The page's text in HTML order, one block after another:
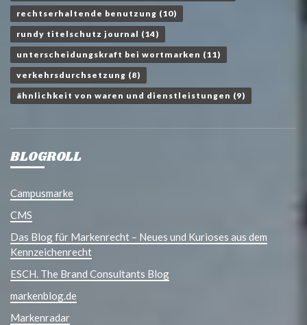
rechtserhaltende benutzung (10)
rundy titelschutz journal (14)
unterscheidungskraft bei wortmarken (11)
verkehrsdurchsetzung (8)
ähnlichkeit von waren und dienstleistungen (9)
BLOGROLL
Campusmarke
CMS
Das Blog für Markenrecht – Neues und Kurioses aus dem
Kennzeichenrecht
ESCH. The Brand Consultants Blog
markenblog.de
Markenradar